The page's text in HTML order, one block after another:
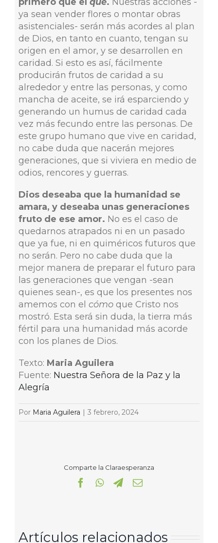
ya sean vender flores o montar obras
asistenciales- serán más acordes al plan
de Dios, en tanto en cuanto, tengan su
origen en el amor, y se desarrollen en
caridad. Si esto es así, fácilmente
producirán frutos de caridad a su
alrededor y entre las personas, y como
mancha de aceite, se irá esparciendo y
generando un humus de caridad cada
vez más fecundo entre las personas. De
este grupo humano que vive en caridad,
no cabe duda que nacerán mejores
generaciones, que si viviera en medio de
odios, rencores y guerras.
Dios deseaba que la humanidad se
amara, y deseaba unas generaciones
fruto de ese amor. No es el caso de
quedarnos atrapados ni en un pasado
que ya fue, ni en quiméricos futuros que
no serán. Pero no cabe duda que la
mejor manera de preparar el futuro para
las generaciones que vengan -sean
quienes sean-, es que los presentes nos
amemos con el cómoque Cristo nos
mostró. Esta será sin duda, la tierra más
fértil para una humanidad más acorde
con los planes de Dios.
Texto: Maria Aguilera
Fuente: Nuestra Señora de la Paz y la
Alegría
Por Maria Aguilera | 3 febrero, 2024
Comparte la Claraesperanza
Facebook
WhatsApp
Telegram
Correo
Artículos relacionados